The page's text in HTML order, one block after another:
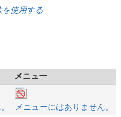
使用する
メニュー
メニューにはありません。